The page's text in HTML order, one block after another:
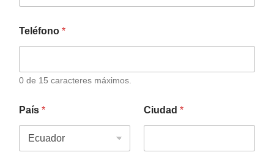
Teléfono *
0 de 15 caracteres máximos.
País * Ciudad *